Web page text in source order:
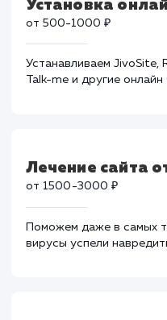
работы вашего
производительность.
Устанавливаем
Talk-me и другие